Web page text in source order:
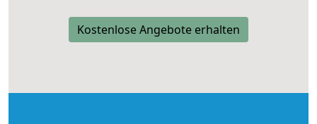
Kostenlose Angebote erhalten